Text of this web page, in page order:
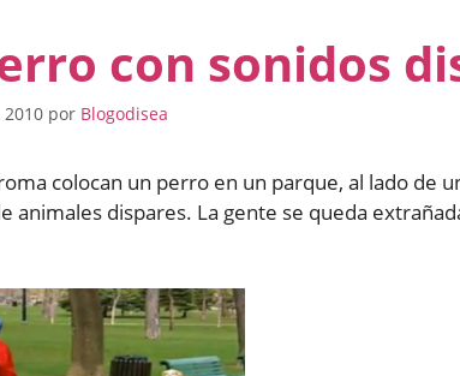
con sonidos
por Blogodisea
colocan un perro en un parque, al lado de
animales dispares. La gente se queda